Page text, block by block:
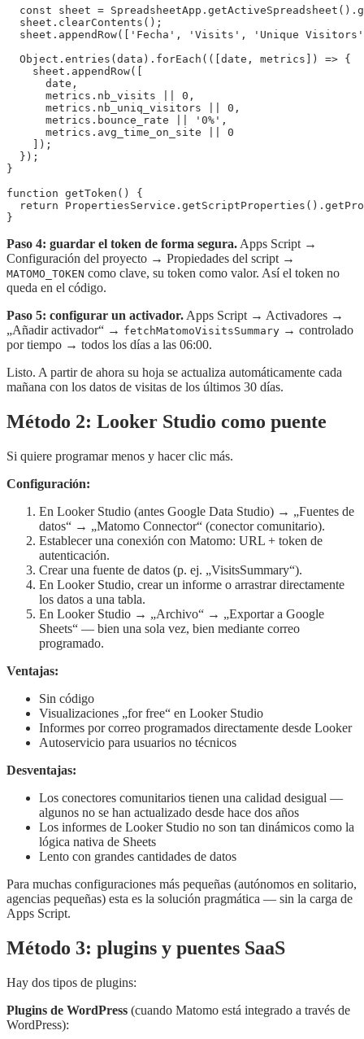
const sheet =
  sheet.clearContents();
sheet.appendRow(['Fecha', 'Visits', 'Unique
  Object.entries(data).forEach(([date, metrics]) => {
    sheet.appendRow([
      date,
      metrics.nb_visits || 0,
      metrics.nb_uniq_visitors || 0,
      metrics.bounce_rate || '0%',
      metrics.avg_time_on_site || 0
    ]);
  });
}
function getToken() {
return
}
Paso 4: guardar el token de forma segura.Apps Script →
Configuración del proyecto → Propiedades del script →
MATOMO_TOKEN como clave, su token como valor. Así el token no
queda en el código.
Paso 5: configurar un activador.Apps Script → Activadores →
„Añadir activador“ → fetchMatomoVisitsSummary → controlado
por tiempo → todos los días a las 06:00.
Listo. A partir de ahora su hoja se actualiza automáticamente cada
mañana con los datos de visitas de los últimos 30 días.
Método 2: Looker Studio como puente
Si quiere programar menos y hacer clic más.
Configuración:
En Looker Studio (antes Google Data Studio) → „Fuentes de
datos“ → „Matomo Connector“ (conector comunitario).
Establecer una conexión con Matomo: URL + token de
autenticación.
Crear una fuente de datos (p. ej. „VisitsSummary“).
En Looker Studio, crear un informe o arrastrar directamente
los datos a una tabla.
En Looker Studio → „Archivo“ → „Exportar a Google
Sheets“ — bien una sola vez, bien mediante correo
programado.
Ventajas:
Sin código
Visualizaciones „for free“ en Looker Studio
Informes por correo programados directamente desde Looker
Autoservicio para usuarios no técnicos
Desventajas:
Los conectores comunitarios tienen una calidad desigual —
algunos no se han actualizado desde hace dos años
Los informes de Looker Studio no son tan dinámicos como la
lógica nativa de Sheets
Lento con grandes cantidades de datos
Para muchas configuraciones más pequeñas (autónomos en solitario,
agencias pequeñas) esta es la solución pragmática — sin la carga de
Apps Script.
Método 3: plugins y puentes SaaS
Hay dos tipos de plugins:
Plugins de WordPress (cuando Matomo está integrado a través de
WordPress):